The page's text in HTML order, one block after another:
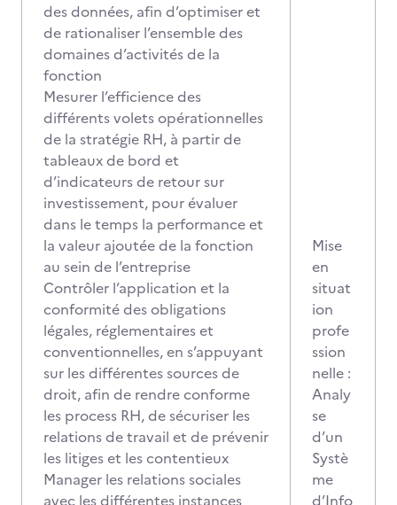
des données, afin d’optimiser et
de rationaliser l’ensemble des
domaines d’activités de la
fonction
Mesurer l’efficience des
différents volets opérationnelles
de la stratégie RH, à partir de
tableaux de bord et
d’indicateurs de retour sur
investissement, pour évaluer
dans le temps la performance et
la valeur ajoutée de la fonction
au sein de l’entreprise
Contrôler l’application et la
conformité des obligations
légales, réglementaires et
conventionnelles, en s’appuyant
sur les différentes sources de
droit, afin de rendre conforme
les process RH, de sécuriser les
relations de travail et de prévenir
les litiges et les contentieux
Manager les relations sociales
avec les différentes instances
Mise
en
situat
ion
profe
ssion
nelle :
Analy
se
d’un
Systè
me
d’Info